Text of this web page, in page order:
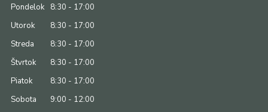
Pondelok
8:30 - 17:00
Utorok
8:30 - 17:00
Streda
8:30 - 17:00
Štvrtok
8:30 - 17:00
Piatok
8:30 - 17:00
Sobota
9:00 - 12:00